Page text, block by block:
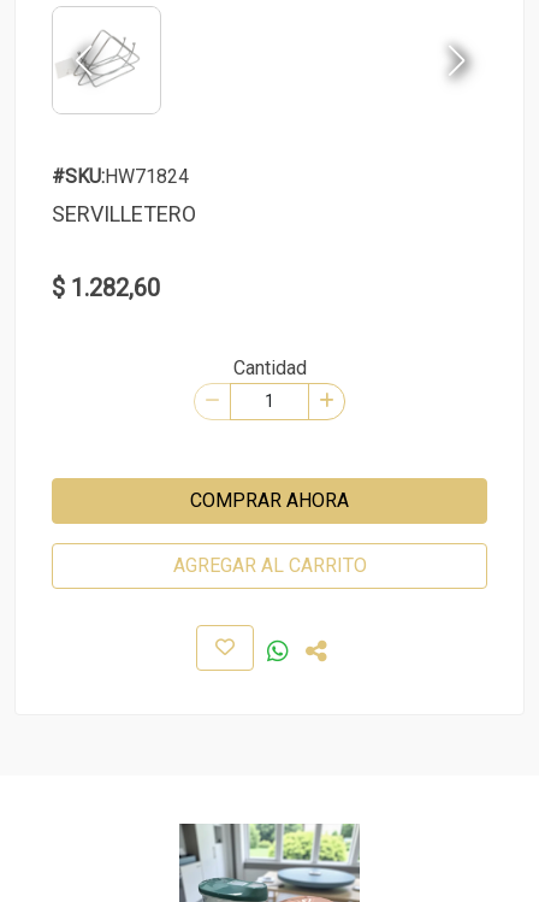
#SKU:HW71824
SERVILLETERO
$ 1.282,60
Cantidad
COMPRAR AHORA
AGREGAR AL CARRITO